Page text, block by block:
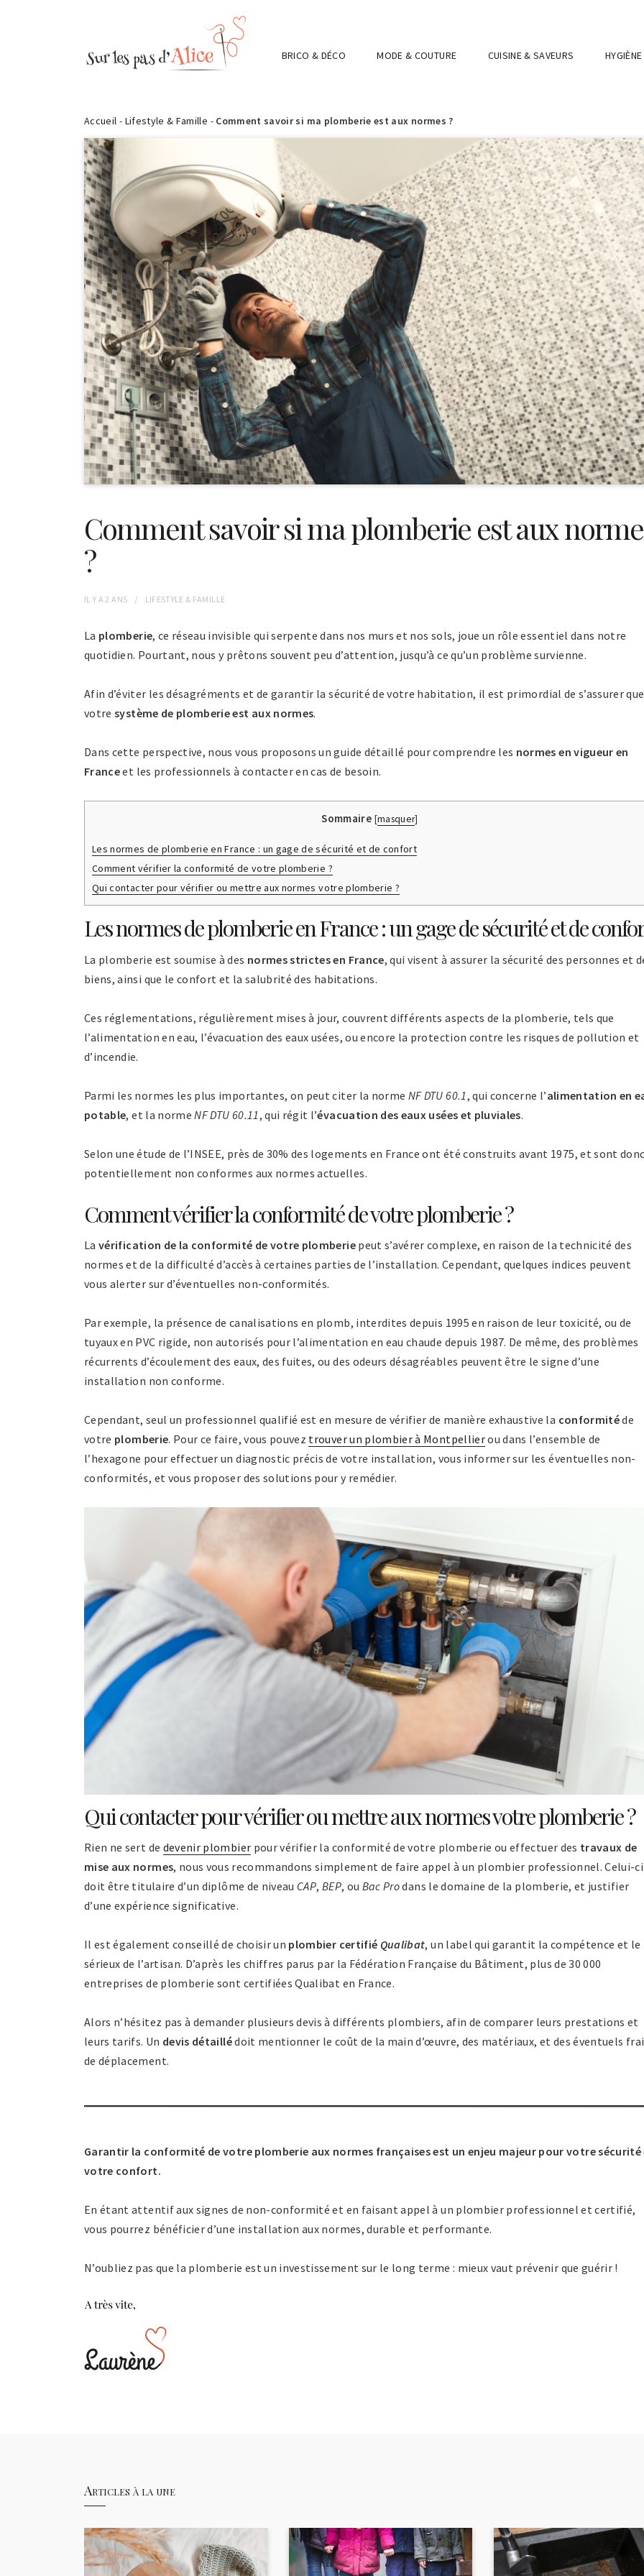
BRICO & DÉCO MODE & COUTURE CUISINE & SAVEURS
Accueil - Lifestyle & Famille - Comment savoir si ma plomberie est aux normes ?
Comment savoir si ma plomberie est aux
?
IL Y A 2 ANS LIFESTYLE & FAMILLE
La plomberie, ce réseau invisible qui serpente dans nos murs et nos sols, joue un rôle essentiel dans notre
quotidien. Pourtant, nous y prêtons souvent peu d’attention, jusqu’à ce qu’un problème survienne.
Afin d’éviter les désagréments et de garantir la sécurité de votre habitation, il est primordial de s’assurer que
votre système de plomberie est aux normes.
Dans cette perspective, nous vous proposons un guide détaillé pour comprendre les normes en vigueur en
Franceet les professionnels à contacter en cas de besoin.
Sommaire [masquer]
Les normes de plomberie en France : un gage de sécurité et de confort
Comment vérifier la conformité de votre plomberie ?
Qui contacter pour vérifier ou mettre aux normes votre plomberie ?
Les normes de plomberie en France : un gage de sécurité et de
La plomberie est soumise à des normes strictes en France, qui visent à assurer la sécurité des personnes et
biens, ainsi que le confort et la salubrité des habitations.
Ces réglementations, régulièrement mises à jour, couvrent différents aspects de la plomberie, tels que
l’alimentation en eau, l’évacuation des eaux usées, ou encore la protection contre les risques de pollution et
d’incendie.
Parmi les normes les plus importantes, on peut citer la norme NF DTU 60.1, qui concerne l’alimentation en
potable, et la normeNF DTU 60.11, qui régit l’évacuation des eaux usées et pluviales.
Selon une étude de l’INSEE, près de 30% des logements en France ont été construits avant 1975, et sont
potentiellement non conformes aux normes actuelles.
Comment vérifier la conformité de votre plomberie ?
La vérification de la conformité de votre plomberiepeut s’avérer complexe, en raison de la technicité des
normes et de la difficulté d’accès à certaines parties de l’installation. Cependant, quelques indices peuvent
vous alerter sur d’éventuelles non-conformités.
Par exemple, la présence de canalisations en plomb, interdites depuis 1995 en raison de leur toxicité, ou de
tuyaux en PVC rigide, non autorisés pour l’alimentation en eau chaude depuis 1987. De même, des problèmes
récurrents d’écoulement des eaux, des fuites, ou des odeurs désagréables peuvent être le signe d’une
installation non conforme.
Cependant, seul un professionnel qualifié est en mesure de vérifier de manière exhaustive la conformitéde
votre plomberie. Pour ce faire, vous pouvez trouver un plombier à Montpellierou dans l’ensemble de
l’hexagone pour effectuer un diagnostic précis de votre installation, vous informer sur les éventuelles non-
conformités, et vous proposer des solutions pour y remédier.
Qui contacter pour vérifier ou mettre aux normes votre plomberie ?
Rien ne sert de devenir plombier pour vérifier la conformité de votre plomberie ou effectuer des travaux de
mise aux normes, nous vous recommandons simplement de faire appel à un plombier professionnel. Celui-ci
doit être titulaire d’un diplôme de niveau CAP, BEP, ou Bac Prodans le domaine de la plomberie, et justifier
d’une expérience significative.
Il est également conseillé de choisir un plombier certifié Qualibat, un label qui garantit la compétence et le
sérieux de l’artisan. D’après les chiffres parus par la Fédération Française du Bâtiment, plus de 30 000
entreprises de plomberie sont certifiées Qualibat en France.
Alors n’hésitez pas à demander plusieurs devis à différents plombiers, afin de comparer leurs prestations et
leurs tarifs. Un devis détaillédoit mentionner le coût de la main d’œuvre, des matériaux, et des éventuels
de déplacement.
Garantir la conformité de votre plomberie aux normes françaises est un enjeu majeur pour votre sécurité
votre confort.
En étant attentif aux signes de non-conformité et en faisant appel à un plombier professionnel et certifié,
vous pourrez bénéficier d’une installation aux normes, durable et performante.
N’oubliez pas que la plomberie est un investissement sur le long terme : mieux vaut prévenir que guérir !
Articles à la une